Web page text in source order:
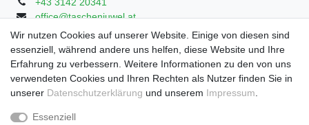
office@taschenjuwel.at
Montag - Freitag: 08:30 - 18:00
Samstag: 8:30 - 17 Uhr
Wir nutzen Cookies auf unserer Website. Einige von diesen sind
essenziell, während andere uns helfen, diese Website und Ihre
Erfahrung zu verbessern. Weitere Informationen zu den von uns
verwendeten Cookies und Ihren Rechten als Nutzer finden Sie in
unserer Daten­schutz­erklärung und unserem Impressum
Essenziell